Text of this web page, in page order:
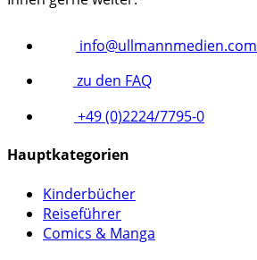
info@ullmannmedien.com
zu den FAQ
+49 (0)2224/7795-0
Hauptkategorien
Kinderbücher
Reiseführer
Comics & Manga